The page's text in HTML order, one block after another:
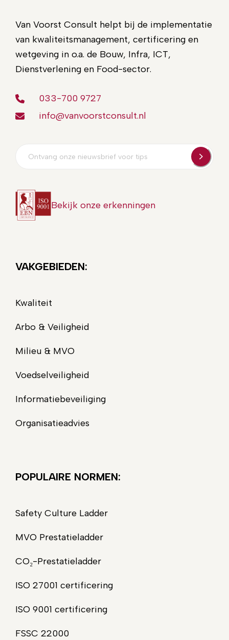
Van Voorst Consult helpt bij de implementatie
van kwaliteitsmanagement, certificering en
wetgeving in o.a. de Bouw, Infra, ICT,
Dienstverlening en Food-sector.
033-700 9727
info@vanvoorstconsult.nl
Bekijk onze erkenningen
VAKGEBIEDEN:
Kwaliteit
Arbo & Veiligheid
Milieu & MVO
Voedselveiligheid
Informatiebeveiliging
Organisatieadvies
POPULAIRE NORMEN:
Safety Culture Ladder
MVO Prestatieladder
CO₂-Prestatieladder
ISO 27001 certificering
ISO 9001 certificering
FSSC 22000